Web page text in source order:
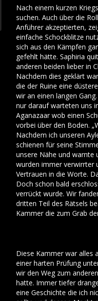
Nach einem kurzen
suchen. Auch über die
Anführer akzeptierten,
einfache Schockblitze
sich aus den Kämpfen
gefehlt hätte. Saphiria
anderen beiden lieber in
Nachdem dies geklärt
die der Ruine eine
wir an einen langen
nur darauf warteten uns
Aganazaar wob einen
vorbei über den Boden.
Nachdem ich unseren
schienen für seine
unsere Nähe und warnte
wurden immer verwirrter
Vertrauen in die Worte.
Doch schon bald
verrückt wurde. Wir
dritten Teil des Rätsels
Kammer die zum Grab
Diese Kammer war alles
einer harten Prüfung
wir den Weg zum
hatte. Immer tiefer
eine Geschichte die ich